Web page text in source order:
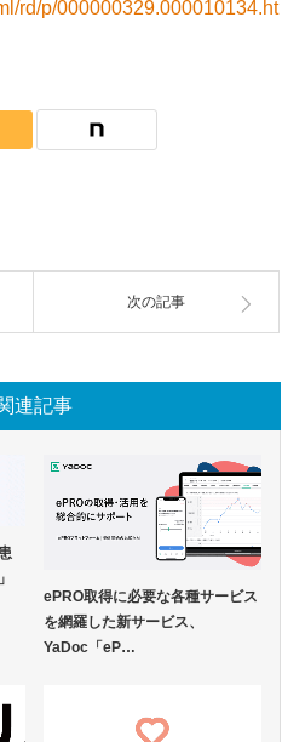
rd/p/000000329.000010134.ht
次の記事
連記事
ePRO取得に必要な各種サービス
を網羅した新サービス、
YaDoc「eP…